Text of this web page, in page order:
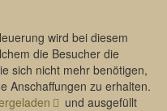
wird bei diesem
die Besucher die
sich nicht mehr benötigen,
Anschaffungen zu erhalten.
und ausgefüllt